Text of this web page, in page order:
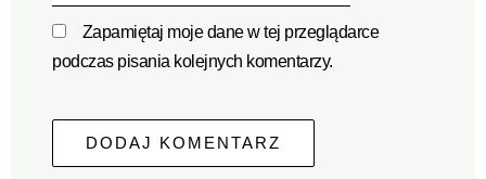
Zapamiętaj moje dane w tej przeglądarce
podczas pisania kolejnych komentarzy.